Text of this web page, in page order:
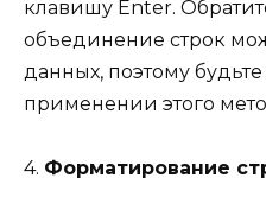
клавишу Enter.
объединение строк
данных, поэтому
применении этого
4. Форматирование